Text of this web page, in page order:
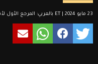
23 مايو 2024 | ET بالعربي: المرجع الأول لأخبار الفن والترفيه في العالم العربي